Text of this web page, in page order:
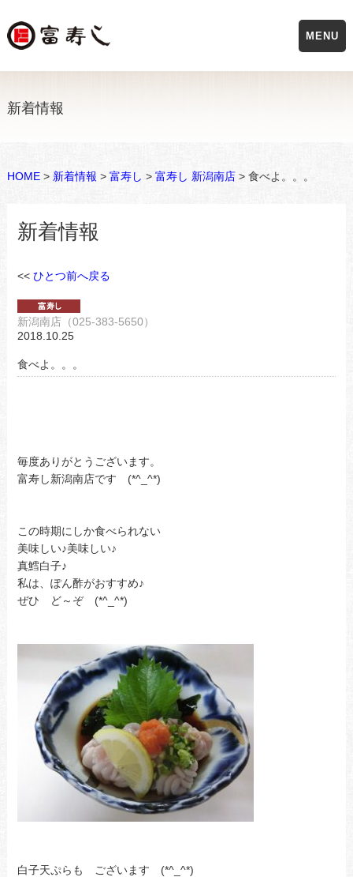
新着情報
HOME> 新着情報 > 富寿し > 富寿し 新潟南店> 食べよ。。。
新着情報
<< ひとつ前へ戻る
新潟南店（025-383-5650）
2018.10.25
食べよ。。。
毎度ありがとうございます。
富寿し新潟南店です (*^_^*)
この時期にしか食べられない
美味しい♪美味しい♪
真鱈白子♪
私は、ぽん酢がおすすめ♪
ぜひ ど～ぞ (*^_^*)
白子天ぷらも ございます (*^_^*)
MENU